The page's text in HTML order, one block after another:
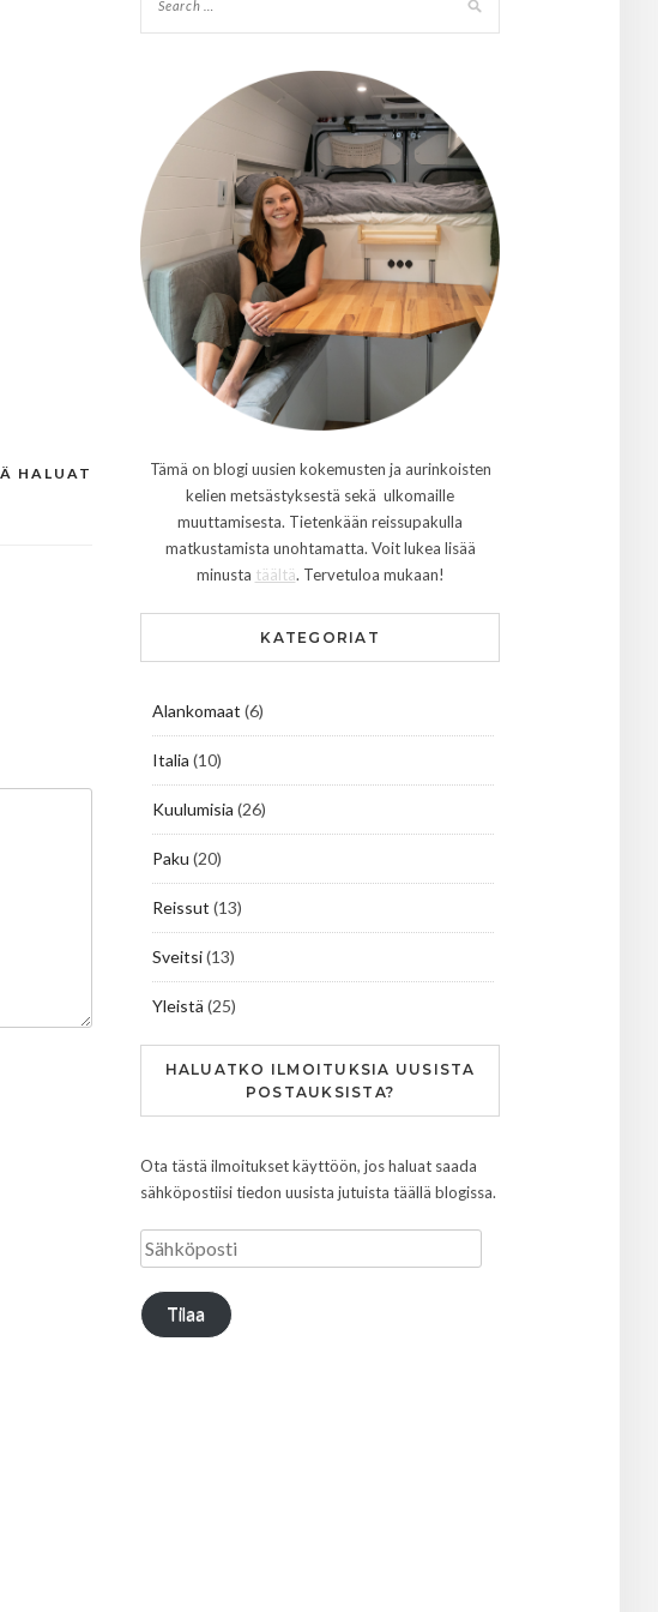
HALUAT
Tämä on blogi uusien kokemusten ja aurinkoisten
kelien metsästyksestä sekä ulkomaille
muuttamisesta. Tietenkään reissupakulla
matkustamista unohtamatta. Voit lukea lisää
minusta täältä. Tervetuloa mukaan!
KATEGORIAT
Alankomaat (6)
Italia (10)
Kuulumisia (26)
Paku (20)
Reissut (13)
Sveitsi(13)
Yleistä (25)
HALUATKO ILMOITUKSIA UUSISTA
POSTAUKSISTA?
Ota tästä ilmoitukset käyttöön, jos haluat saada
sähköpostiisi tiedon uusista jutuista täällä blogissa.
Tilaa